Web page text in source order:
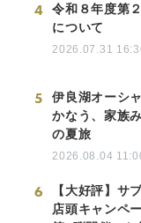
4
令和８年度第
について
2026.07.31
5
伊良湖オーシ
かなう、家族
の夏旅
2026.08.04
6
【大好評】サ
店頭キャンペ